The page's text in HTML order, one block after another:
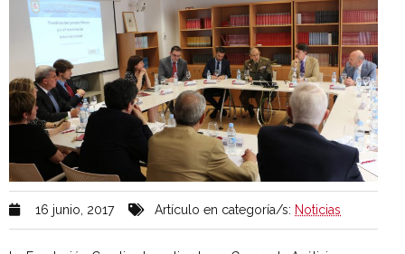
16 junio, 2017 Artículo en categoría/s: Noticias